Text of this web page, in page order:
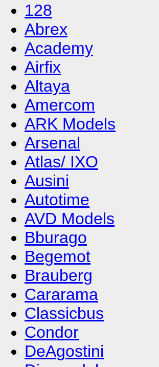
128
Abrex
Academy
Airfix
Altaya
Amercom
ARK Models
Arsenal
Atlas/ IXO
Ausini
Autotime
AVD Models
Bburago
Begemot
Brauberg
Cararama
Classicbus
Condor
DeAgostini